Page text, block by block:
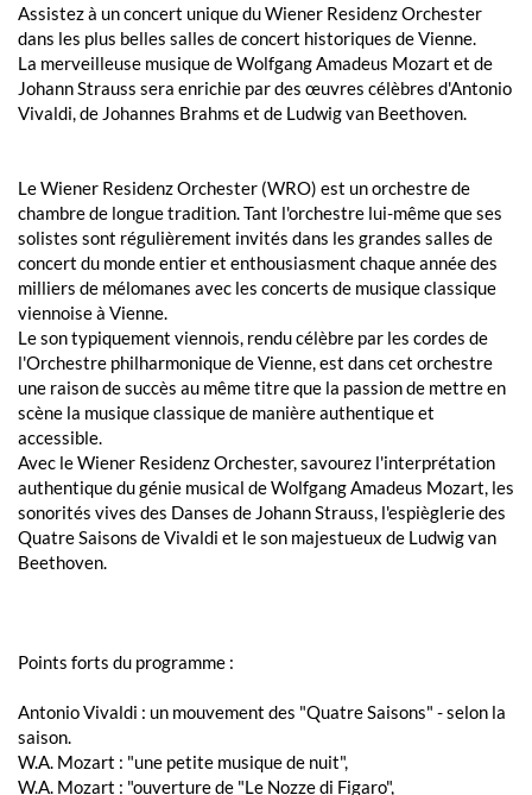
Assistez à un concert unique du Wiener Residenz Orchester
dans les plus belles salles de concert historiques de Vienne.
La merveilleuse musique de Wolfgang Amadeus Mozart et de
Johann Strauss sera enrichie par des œuvres célèbres d'Antonio
Vivaldi, de Johannes Brahms et de Ludwig van Beethoven.
Le Wiener Residenz Orchester (WRO) est un orchestre de
chambre de longue tradition. Tant l'orchestre lui-même que ses
solistes sont régulièrement invités dans les grandes salles de
concert du monde entier et enthousiasment chaque année des
milliers de mélomanes avec les concerts de musique classique
viennoise à Vienne.
Le son typiquement viennois, rendu célèbre par les cordes de
l'Orchestre philharmonique de Vienne, est dans cet orchestre
une raison de succès au même titre que la passion de mettre en
scène la musique classique de manière authentique et
accessible.
Avec le Wiener Residenz Orchester, savourez l'interprétation
authentique du génie musical de Wolfgang Amadeus Mozart, les
sonorités vives des Danses de Johann Strauss, l'espièglerie des
Quatre Saisons de Vivaldi et le son majestueux de Ludwig van
Beethoven.
Points forts du programme :
Antonio Vivaldi : un mouvement des "Quatre Saisons" - selon la
saison.
W.A. Mozart : "une petite musique de nuit",
W.A. Mozart : "ouverture de "Le Nozze di Figaro",